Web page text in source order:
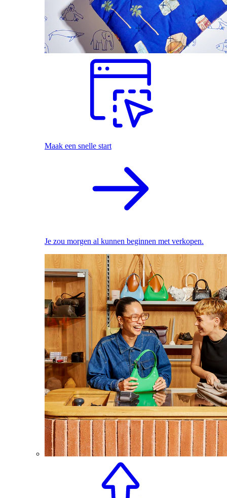
Maak een snelle start
Je zou morgen al kunnen beginnen met verkopen.